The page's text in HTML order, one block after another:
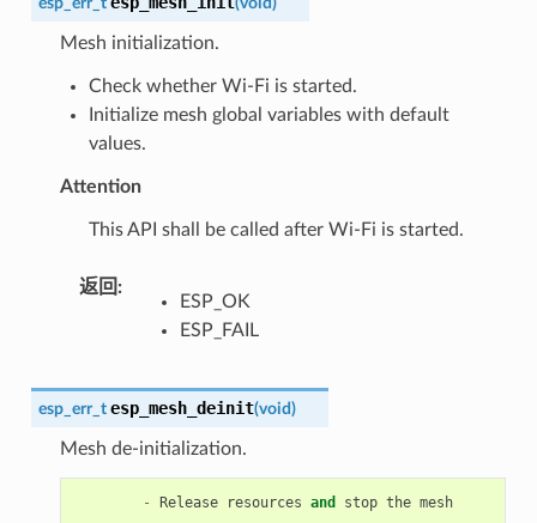
Mesh initialization.
Check whether Wi-Fi is started.
Initialize mesh global variables with default
values.
Attention
This API shall be called after Wi-Fi is started.
返回 :
ESP_OK
ESP_FAIL
esp_err_t esp_mesh_deinit(void)
Mesh de-initialization.
- Release resources and stop the mesh